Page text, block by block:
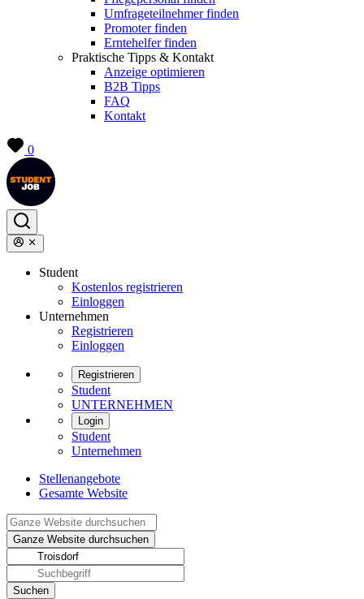
Umfrageteilnehmer finden
Promoter finden
Erntehelfer finden
Praktische Tipps & Kontakt
Anzeige optimieren
B2B Tipps
FAQ
Kontakt
0
Student
Kostenlos registrieren
Einloggen
Unternehmen
Registrieren
Einloggen
Registrieren
Student
UNTERNEHMEN
Login
Student
Unternehmen
Stellenangebote
Gesamte Website